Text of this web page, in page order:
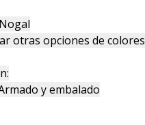
otras opciones de colores
y embalado